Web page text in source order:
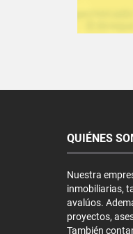
QUIÉNES
Nuestra
inmobiliarias,
avalúos.
proyectos,
También